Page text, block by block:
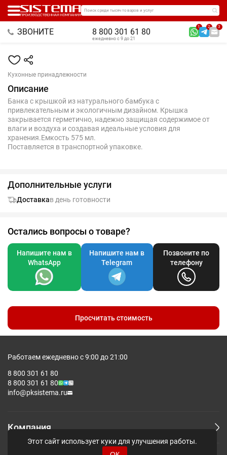
Поиск среди тысяч товаров и услуг
ЗВОНИТЕ 8 800 301 61 80
1 2 3
ежедневно с 9 до 21
Кухонные принадлежности
Описание
Банка с крышкой из натурального бамбука с
привлекательным и экологичным дизайном. Крышка
закрывается герметично, надежно защищая содержимое от
влаги и воздуха и создавая идеальные условия для
хранения.Емкость 575 мл.
Поставляется в транспортной упаковке.
Дополнительные услуги
Доставкав день готовности
Остались вопросы о товаре?
Напишите нам в
WhatsApp
Напишите нам в
Telegram
Позвоните по
телефону
Просчитать стоимость
Работаем ежедневно с 9:00 до 21:00
8 800 301 61 80
8 800 301 61 80
info@pksistema.ru
Компания
Этот сайт использует куки для улучшения работы.